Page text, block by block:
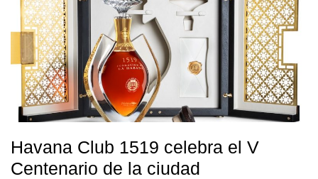
Havana Club 1519 celebra el V
Centenario de la ciudad